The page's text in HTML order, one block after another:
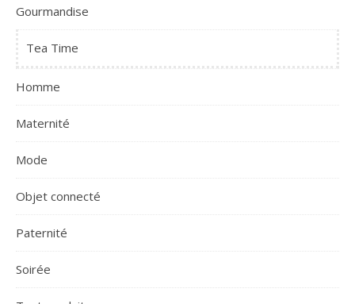
Gourmandise
Tea Time
Homme
Maternité
Mode
Objet connecté
Paternité
Soirée